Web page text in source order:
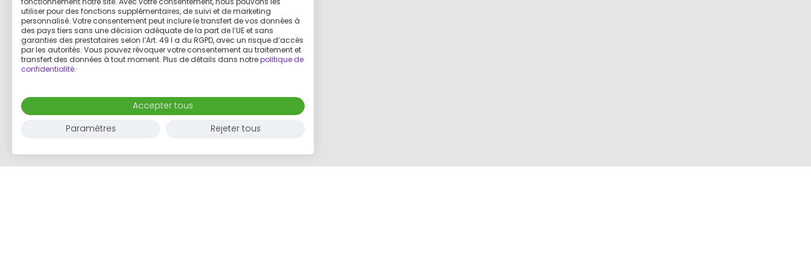
utiliser pour des fonctions supplémentaires, de suivi et de marketing
personnalisé. Votre consentement peut inclure le transfert de vos données à
des pays tiers sans une décision adéquate de la part de l’UE et sans
garanties des prestataires selon l’Art. 49 I a du RGPD, avec un risque d’accès
par les autorités. Vous pouvez révoquer votre consentement au traitement et
transfert des données à tout moment. Plus de détails dans notrepolitique de
confidentialité.
Accepter tous
Paramètres
Rejeter tous